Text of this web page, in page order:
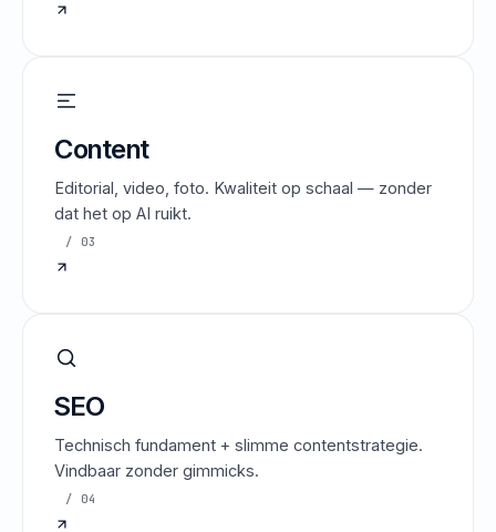
Content
Editorial, video, foto. Kwaliteit op schaal — zonder
dat het op AI ruikt.
/ 03
SEO
Technisch fundament + slimme contentstrategie.
Vindbaar zonder gimmicks.
/ 04